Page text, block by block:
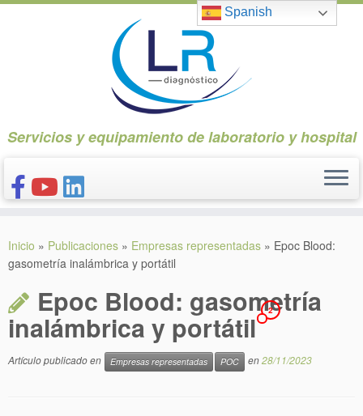
Saltar
Servicios y equipamiento de laboratorio y hospital
CONÓCENOS
PUBLICACIONES
Inicio » Publicaciones » Empresas representadas » Epoc Blood:
gasometría inalámbrica y portátil
Epoc Blood: gasometría
inalámbrica y portátil 2
Artículo publicado en Empresas representadas POC en28/11/2023
Spanish